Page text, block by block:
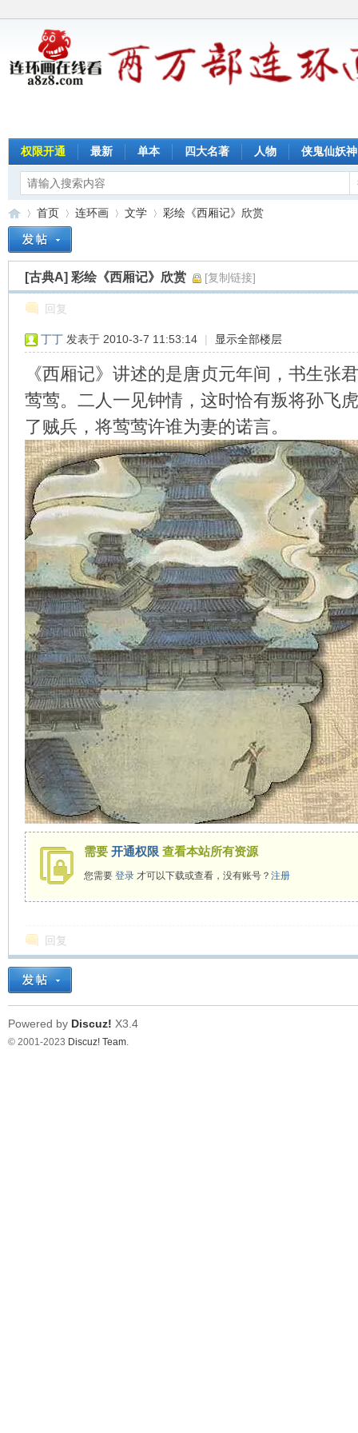
权限开通 最新 单本 四大名著 人物 侠鬼仙妖神
»
首页
›
连环画
›
文学
›
彩绘《西厢记》欣赏
[古典A] 彩绘《西厢记》欣赏 [复制链接]
回复
丁丁 发表于 2010-3-7 11:53:14 | 显示全部楼层
《西厢记》讲述的是唐贞元年间，书生张
莺莺。二人一见钟情，这时恰有叛将孙飞
了贼兵，将莺莺许谁为妻的诺言。
需要 开通权限 查看本站所有资源
您需要 登录才可以下载或查看，没有账号？ 注册
回复
Powered by Discuz! X3.4
© 2001-2023 Discuz! Team.